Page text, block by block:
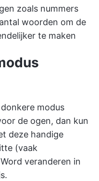
zoals nummers
woorden om de
te maken
modus
de ogen, dan kun
deze handige
(vaak
veranderen in